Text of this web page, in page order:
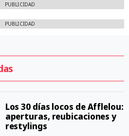
PUBLICIDAD
PUBLICIDAD
Los 30 días locos de Afflelou:
aperturas, reubicaciones y
restylings